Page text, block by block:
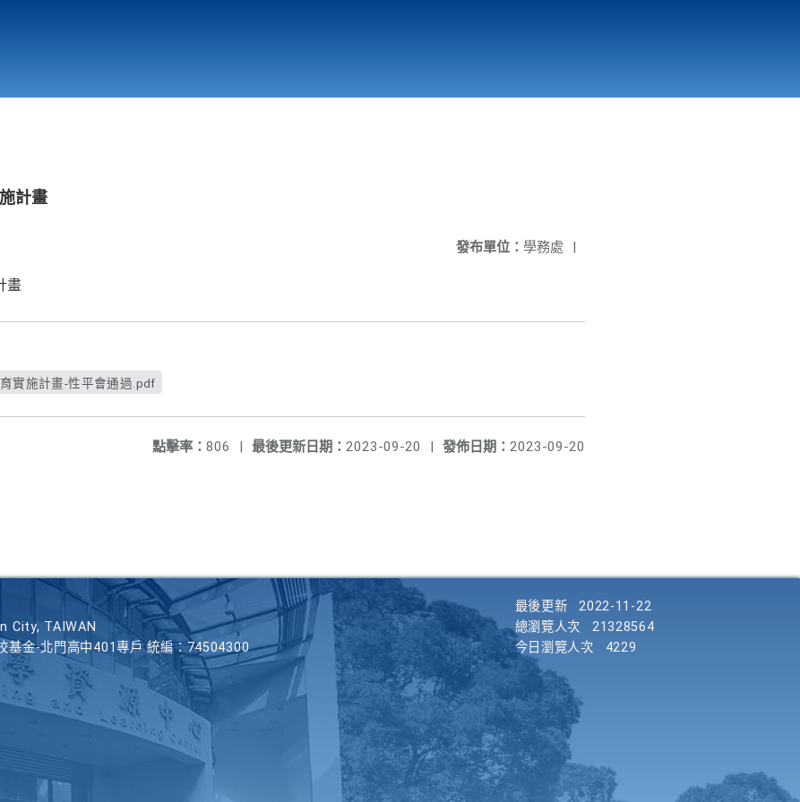
計畫
發布單位： 學務處 |
畫
實施計畫-性平會通過.pdf
發佈日期： 2023-09-20
最後更新日期： 2023-09-20 |
點擊率： 806 |
City, TAIWAN
基金-北門高中401專戶 統編：74504300
最後更新
2022-11-22
總瀏覽人次
21328564
今日瀏覽人次
4229